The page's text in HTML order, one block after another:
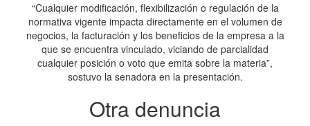
“Cualquier modificación, flexibilización o regulación de la
normativa vigente impacta directamente en el volumen de
negocios, la facturación y los beneficios de la empresa a la
que se encuentra vinculado, viciando de parcialidad
cualquier posición o voto que emita sobre la materia”,
sostuvo la senadora en la presentación.
Otra denuncia